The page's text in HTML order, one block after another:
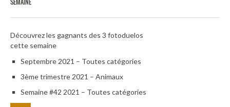
Découvrez les gagnants des 3 fotoduelos
cette semaine
Septembre 2021 – Toutes catégories
3ème trimestre 2021 – Animaux
Semaine #42 2021 – Toutes catégories